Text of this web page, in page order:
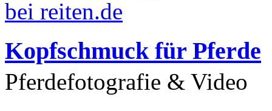
Kopfschmuck für Pferde
Pferdefotografie & Video